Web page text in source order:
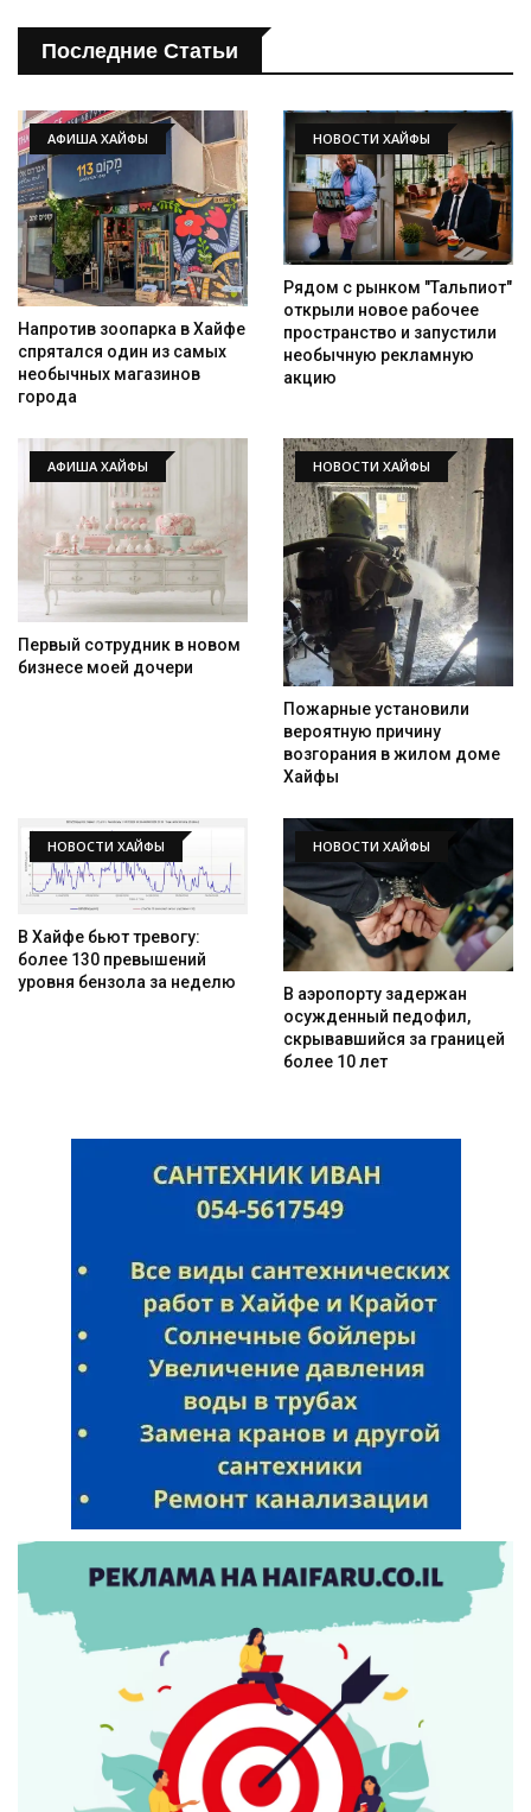
Последние Статьи
АФИША ХАЙФЫ
Напротив зоопарка в Хайфе
спрятался один из самых
необычных магазинов
города
НОВОСТИ ХАЙФЫ
Рядом с рынком "Тальпиот"
открыли новое рабочее
пространство и запустили
необычную рекламную
акцию
АФИША ХАЙФЫ
Первый сотрудник в новом
бизнесе моей дочери
НОВОСТИ ХАЙФЫ
Пожарные установили
вероятную причину
возгорания в жилом доме
Хайфы
НОВОСТИ ХАЙФЫ
В Хайфе бьют тревогу:
более 130 превышений
уровня бензола за неделю
НОВОСТИ ХАЙФЫ
В аэропорту задержан
осужденный педофил,
скрывавшийся за границей
более 10 лет